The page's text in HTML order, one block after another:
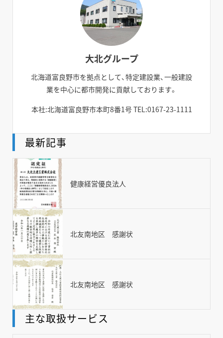
TOP
大北グループ
北海道富良野市を拠点として、特定建設業、一般建設
業を中心に都市開発に貢献しております。
本社:北海道富良野市本町8番1号 TEL:0167-23-1111
最新記事
健康経営優良法人
北友南地区 感謝状
北友南地区 感謝状
主な取扱サービス